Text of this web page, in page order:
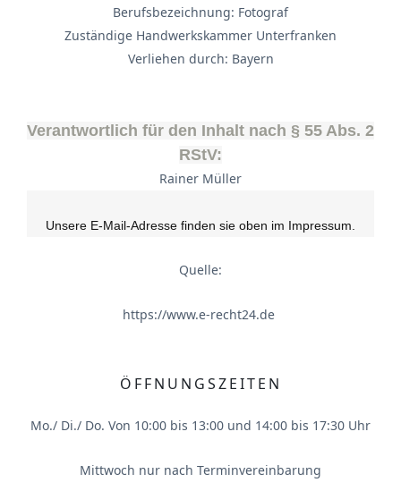
Berufsbezeichnung: Fotograf
Zuständige Handwerkskammer Unterfranken
Verliehen durch: Bayern
Verantwortlich für den Inhalt nach § 55 Abs. 2
RStV:
Rainer Müller
Unsere E-Mail-Adresse finden sie oben im Impressum.
Quelle:
https://www.e-recht24.de
ÖFFNUNGSZEITEN
Mo./ Di./ Do. Von 10:00 bis 13:00 und 14:00 bis 17:30 Uhr
Mittwoch nur nach Terminvereinbarung